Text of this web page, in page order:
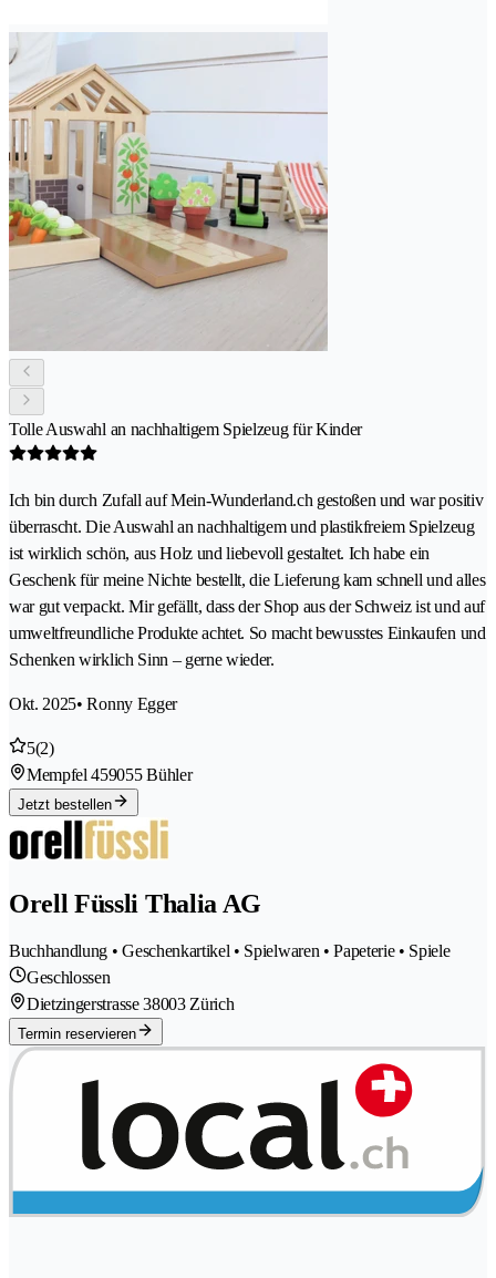
Tolle Auswahl an nachhaltigem Spielzeug für Kinder
Ich bin durch Zufall auf Mein-Wunderland.ch gestoßen und war positiv
überrascht. Die Auswahl an nachhaltigem und plastikfreiem Spielzeug
ist wirklich schön, aus Holz und liebevoll gestaltet. Ich habe ein
Geschenk für meine Nichte bestellt, die Lieferung kam schnell und alles
war gut verpackt. Mir gefällt, dass der Shop aus der Schweiz ist und auf
umweltfreundliche Produkte achtet. So macht bewusstes Einkaufen und
Schenken wirklich Sinn – gerne wieder.
Okt. 2025• Ronny Egger
5(2)
Mempfel 459055 Bühler
Jetzt bestellen
Orell Füssli Thalia AG
Buchhandlung • Geschenkartikel • Spielwaren • Papeterie • Spiele
Geschlossen
Dietzingerstrasse 38003 Zürich
Termin reservieren